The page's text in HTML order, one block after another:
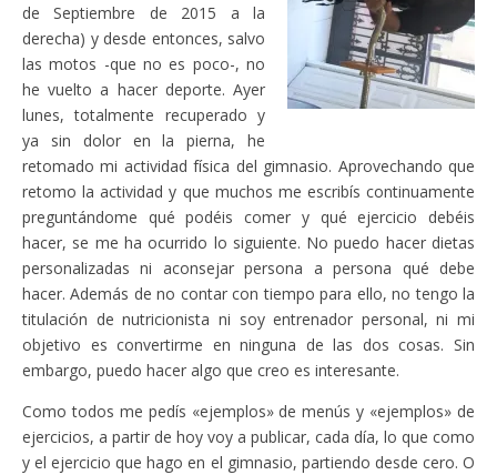
de Septiembre de 2015 a la
derecha) y desde entonces, salvo
las motos -que no es poco-, no
he vuelto a hacer deporte. Ayer
lunes, totalmente recuperado y
ya sin dolor en la pierna, he
retomado mi actividad física del gimnasio. Aprovechando que
retomo la actividad y que muchos me escribís continuamente
preguntándome qué podéis comer y qué ejercicio debéis
hacer, se me ha ocurrido lo siguiente. No puedo hacer dietas
personalizadas ni aconsejar persona a persona qué debe
hacer. Además de no contar con tiempo para ello, no tengo la
titulación de nutricionista ni soy entrenador personal, ni mi
objetivo es convertirme en ninguna de las dos cosas. Sin
embargo, puedo hacer algo que creo es interesante.
Como todos me pedís «ejemplos» de menús y «ejemplos» de
ejercicios, a partir de hoy voy a publicar, cada día, lo que como
y el ejercicio que hago en el gimnasio, partiendo desde cero. O